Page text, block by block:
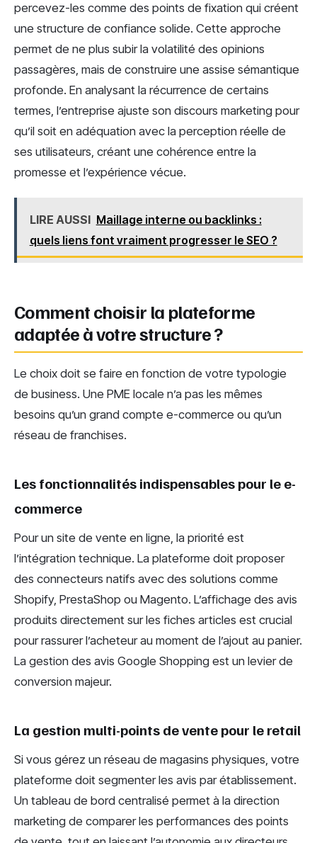
percevez-les comme des points de fixation qui créent
une structure de confiance solide. Cette approche
permet de ne plus subir la volatilité des opinions
passagères, mais de construire une assise sémantique
profonde. En analysant la récurrence de certains
termes, l’entreprise ajuste son discours marketing pour
qu’il soit en adéquation avec la perception réelle de
ses utilisateurs, créant une cohérence entre la
promesse et l’expérience vécue.
LIRE AUSSI Maillage interne ou backlinks :
quels liens font vraiment progresser le SEO ?
Comment choisir la plateforme
adaptée à votre structure ?
Le choix doit se faire en fonction de votre typologie
de business. Une PME locale n’a pas les mêmes
besoins qu’un grand compte e-commerce ou qu’un
réseau de franchises.
Les fonctionnalités indispensables pour le e-
commerce
Pour un site de vente en ligne, la priorité est
l’intégration technique. La plateforme doit proposer
des connecteurs natifs avec des solutions comme
Shopify, PrestaShop ou Magento. L’affichage des avis
produits directement sur les fiches articles est crucial
pour rassurer l’acheteur au moment de l’ajout au panier.
La gestion des avis Google Shopping est un levier de
conversion majeur.
La gestion multi-points de vente pour le retail
Si vous gérez un réseau de magasins physiques, votre
plateforme doit segmenter les avis par établissement.
Un tableau de bord centralisé permet à la direction
marketing de comparer les performances des points